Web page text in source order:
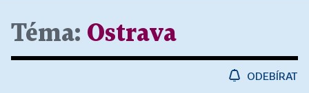
Téma: Ostrava
ODEBÍRAT